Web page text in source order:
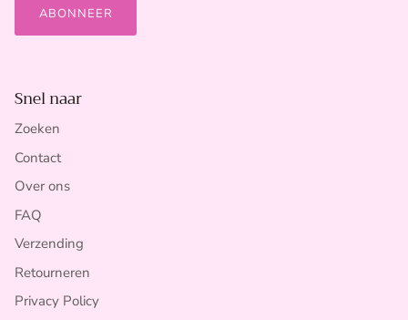
ABONNEER
Snel naar
Zoeken
Contact
Over ons
FAQ
Verzending
Retourneren
Privacy Policy